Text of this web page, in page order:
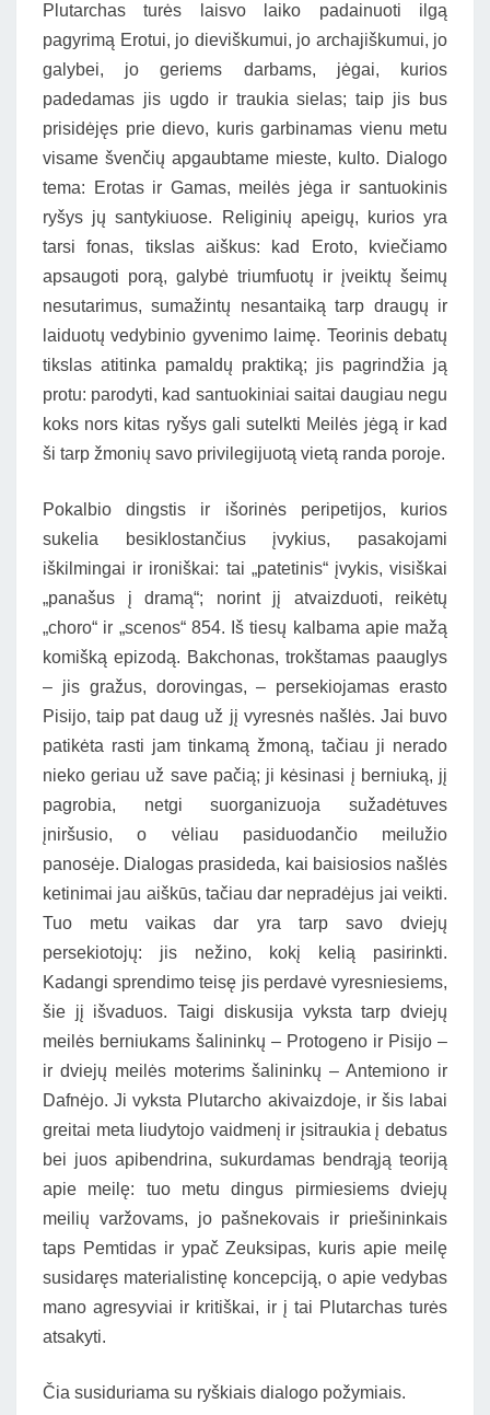
Plutarchas turės laisvo laiko padainuoti ilgą
pagyrimą Erotui, jo dieviškumui, jo archajiškumui, jo
galybei, jo geriems darbams, jėgai, kurios
padedamas jis ugdo ir traukia sielas; taip jis bus
prisidėjęs prie dievo, kuris garbinamas vienu metu
visame švenčių apgaubtame mieste, kulto. Dialogo
tema: Erotas ir Gamas, meilės jėga ir santuokinis
ryšys jų santykiuose. Religinių apeigų, kurios yra
tarsi fonas, tikslas aiškus: kad Eroto, kviečiamo
apsaugoti porą, galybė triumfuotų ir įveiktų šeimų
nesutarimus, sumažintų nesantaiką tarp draugų ir
laiduotų vedybinio gyvenimo laimę. Teorinis debatų
tikslas atitinka pamaldų praktiką; jis pagrindžia ją
protu: parodyti, kad santuokiniai saitai daugiau negu
koks nors kitas ryšys gali sutelkti Meilės jėgą ir kad
ši tarp žmonių savo privilegijuotą vietą randa poroje.
Pokalbio dingstis ir išorinės peripetijos, kurios
sukelia besiklostančius įvykius, pasakojami
iškilmingai ir ironiškai: tai „patetinis“ įvykis, visiškai
„panašus į dramą“; norint jį atvaizduoti, reikėtų
„choro“ ir „scenos“ 854. Iš tiesų kalbama apie mažą
komišką epizodą. Bakchonas, trokštamas paauglys
– jis gražus, dorovingas, – persekiojamas erasto
Pisijo, taip pat daug už jį vyresnės našlės. Jai buvo
patikėta rasti jam tinkamą žmoną, tačiau ji nerado
nieko geriau už save pačią; ji kėsinasi į berniuką, jį
pagrobia, netgi suorganizuoja sužadėtuves
įniršusio, o vėliau pasiduodančio meilužio
panosėje. Dialogas prasideda, kai baisiosios našlės
ketinimai jau aiškūs, tačiau dar nepradėjus jai veikti.
Tuo metu vaikas dar yra tarp savo dviejų
persekiotojų: jis nežino, kokį kelią pasirinkti.
Kadangi sprendimo teisę jis perdavė vyresniesiems,
šie jį išvaduos. Taigi diskusija vyksta tarp dviejų
meilės berniukams šalininkų – Protogeno ir Pisijo –
ir dviejų meilės moterims šalininkų – Antemiono ir
Dafnėjo. Ji vyksta Plutarcho akivaizdoje, ir šis labai
greitai meta liudytojo vaidmenį ir įsitraukia į debatus
bei juos apibendrina, sukurdamas bendrąją teoriją
apie meilę: tuo metu dingus pirmiesiems dviejų
meilių varžovams, jo pašnekovais ir priešininkais
taps Pemtidas ir ypač Zeuksipas, kuris apie meilę
susidaręs materialistinę koncepciją, o apie vedybas
mano agresyviai ir kritiškai, ir į tai Plutarchas turės
atsakyti.
Čia susiduriama su ryškiais dialogo požymiais.